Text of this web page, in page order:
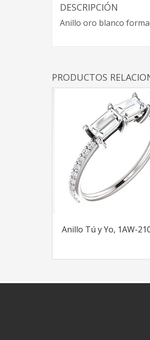
DESCRIPCIÓN
Anillo oro blanco
PRODUCTOS
Anillo Tú y Yo, 1AW-